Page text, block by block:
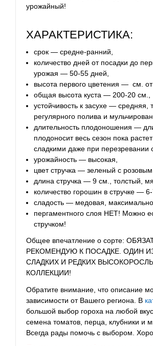
урожайный!
ХАРАКТЕРИСТИКА:
срок — средне-ранний,
количество дней от посадки до
урожая — 50-55 дней,
высота первого цветения — см.
общая высота куста — 200-20 см.,
устойчивость к засухе — средняя,
регулярного полива и
длительность плодоношения —
плодоносит весь сезон пока растет
сладкими даже при перезревании
урожайность — высокая,
цвет стручка — зеленый с
длина стручка — 9 см., толстый,
количество горошин в стручке —
сладость — медовая,
пергаментного слоя НЕТ! Можно
стручком!
Общее впечатление о сорте:
РЕКОМЕНДУЮ К ПОСАДКЕ. ОДИН
СЛАДКИХ И РЕДКИХ
КОЛЛЕКЦИИ!
Обратите внимание, что описание
зависимости от Вашего региона. В
большой выбор гороха на любой
семена томатов, перца, клубники и
Всегда рады помочь с выбором.